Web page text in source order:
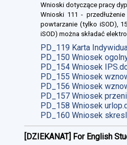
Wnioski dotyczące pracy
Wnioski 111 -
powtarzanie (tylko iSOD),
iSOD) można składać
PD_119 Karta
PD_150 Wniosek
PD_154 Wniosek
PD_155 Wniosek
PD_156 Wniosek
PD_157 Wniosek
PD_158 Wniosek
PD_160 Wniosek
[DZIEKANAT] For English